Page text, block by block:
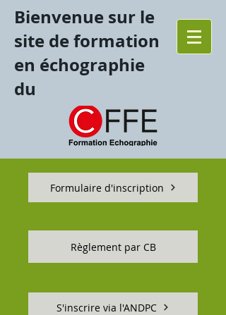
Bienvenue sur le
site de formation
en échographie
du
Formulaire d'inscription
Règlement par CB
S'inscrire via l'ANDPC